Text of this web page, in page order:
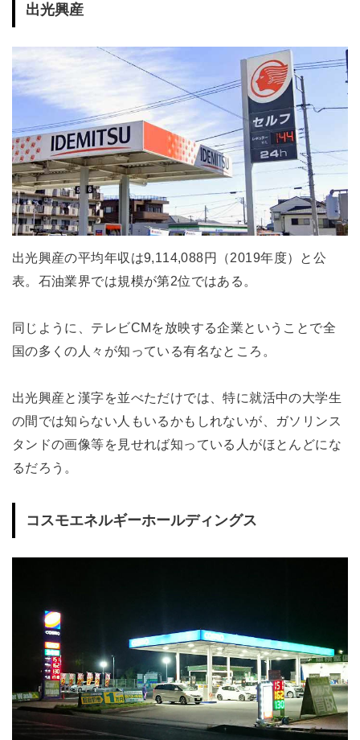
出光興産
出光興産の平均年収は9,114,088円（2019年度）と公
表。石油業界では規模が第2位ではある。
同じように、テレビCMを放映する企業ということで全
国の多くの人々が知っている有名なところ。
出光興産と漢字を並べただけでは、特に就活中の大学生
の間では知らない人もいるかもしれないが、ガソリンス
タンドの画像等を見せれば知っている人がほとんどにな
るだろう。
コスモエネルギーホールディングス